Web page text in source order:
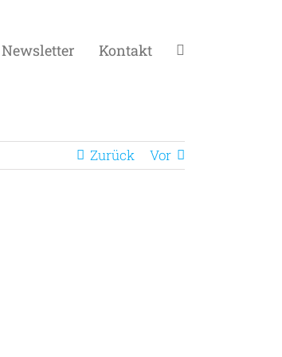
Newsletter Kontakt
Zurück Vor